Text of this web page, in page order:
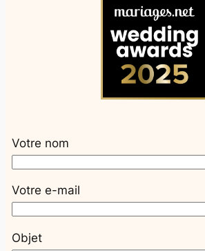
Votre nom
Votre e-mail
Objet